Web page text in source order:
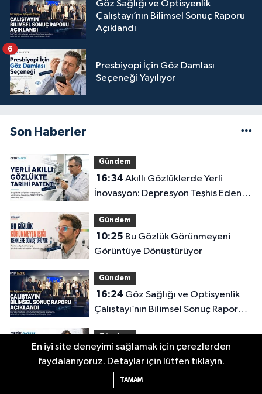
Göz Sağlığı ve Optisyenlik
Çalıştayı’nın Bilimsel Sonuç Raporu
Açıklandı
Presbiyopi İçin Göz Damlası
Seçeneği Yayılıyor
6
Son Haberler
Gündem
16:34
İnovasyon: Depresyon Teşhis Eden
Gözlüğe Türkpatent Onayı
Gündem
10:25
Görüntüye Dönüştürüyor
Gündem
16:24
Çalıştayı’nın Bilimsel Sonuç Raporu
Açıklandı
Gündem
10:18Günlük Kontak Lenslere Talep
Artıyor
En iyi site deneyimi sağlamak için çerezlerden
faydalanıyoruz. Detaylar için lütfen tıklayın.
TAMAM